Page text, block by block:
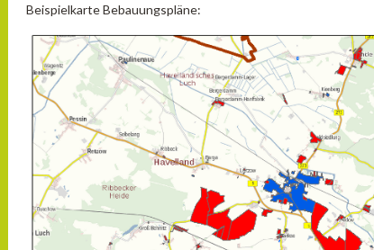
Beispielkarte Bebauungspläne: